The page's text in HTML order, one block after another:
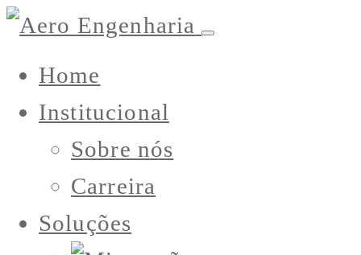
Home
Institucional
Sobre nós
Carreira
Soluções